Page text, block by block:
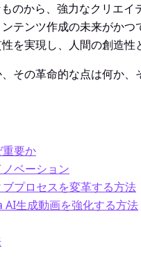
のから、強力なクリエ
テンツ作成の未来がか
を実現し、人間の創造性
その革命的な点は何か
要か
ベーション
プロセスを変革する方法
生成動画を強化する方法